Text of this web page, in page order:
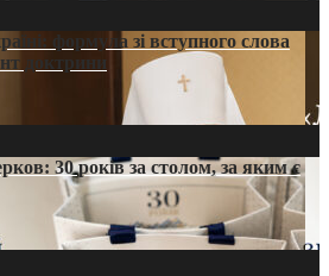
формула зі вступного слова
доктрини
30 років за столом, за яким є